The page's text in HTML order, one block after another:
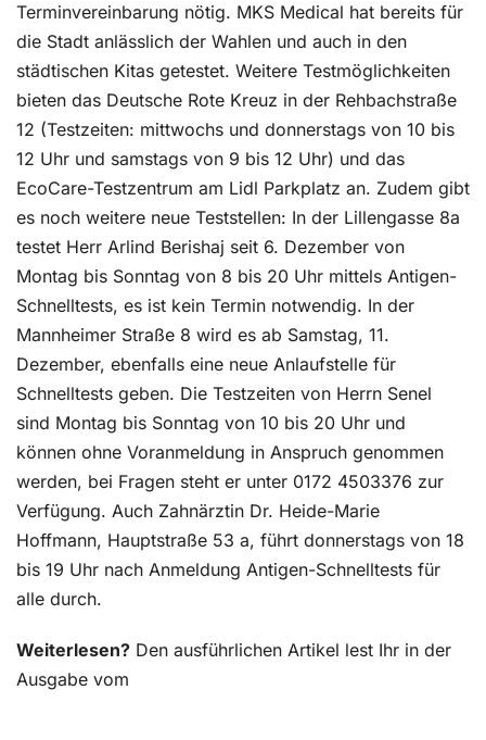
Terminvereinbarung nötig. MKS Medical hat bereits für
die Stadt anlässlich der Wahlen und auch in den
städtischen Kitas getestet. Weitere Testmöglichkeiten
bieten das Deutsche Rote Kreuz in der Rehbachstraße
12 (Testzeiten: mittwochs und donnerstags von 10 bis
12 Uhr und samstags von 9 bis 12 Uhr) und das
EcoCare-Testzentrum am Lidl Parkplatz an. Zudem gibt
es noch weitere neue Teststellen: In der Lillengasse 8a
testet Herr Arlind Berishaj seit 6. Dezember von
Montag bis Sonntag von 8 bis 20 Uhr mittels Antigen-
Schnelltests, es ist kein Termin notwendig. In der
Mannheimer Straße 8 wird es ab Samstag, 11.
Dezember, ebenfalls eine neue Anlaufstelle für
Schnelltests geben. Die Testzeiten von Herrn Senel
sind Montag bis Sonntag von 10 bis 20 Uhr und
können ohne Voranmeldung in Anspruch genommen
werden, bei Fragen steht er unter 0172 4503376 zur
Verfügung. Auch Zahnärztin Dr. Heide-Marie
Hoffmann, Hauptstraße 53 a, führt donnerstags von 18
bis 19 Uhr nach Anmeldung Antigen-Schnelltests für
alle durch.
Weiterlesen? Den ausführlichen Artikel lest Ihr in der
Ausgabe vom